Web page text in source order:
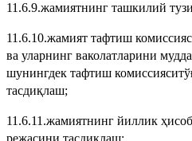
11.6.9.жамиятнинг ташкилий
11.6.10.жамият тафтиш
ва уларнинг ваколатларини
шунингдек тафтиш
тасдиқлаш;
11.6.11.жамиятнинг йиллик